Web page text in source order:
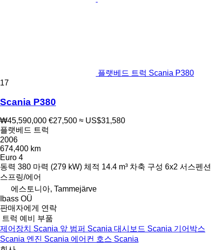
플랫베드 트럭 Scania P380
17
Scania P380
₩45,590,000 €27,500 ≈ US$31,580
플랫베드 트럭
2006
674,400 km
Euro 4
동력 380 마력 (279 kW) 체적 14.4 m³ 차축 구성 6x2 서스펜션
스프링/에어
에스토니아, Tammejärve
Ibass OÜ
판매자에게 연락
트럭 예비 부품
제어장치 Scania 앞 범퍼 Scania 대시보드 Scania 기어박스
Scania 엔진 Scania 에어컨 호스 Scania